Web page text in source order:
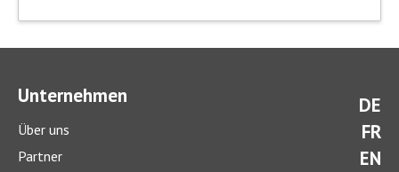
DE
FR
EN
Unternehmen
Über uns
Partner